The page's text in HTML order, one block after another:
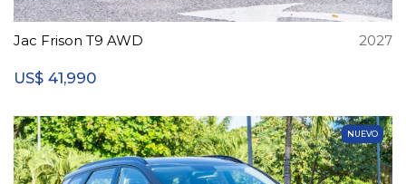
Jac Frison T9 AWD 2027
US$ 41,990
NUEVO